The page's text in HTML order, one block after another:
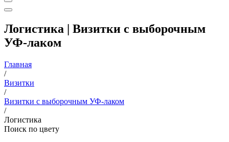
Логистика | Визитки с выборочным
УФ-лаком
Главная
/
Визитки
/
Визитки с выборочным УФ-лаком
/
Логистика
Поиск по цвету